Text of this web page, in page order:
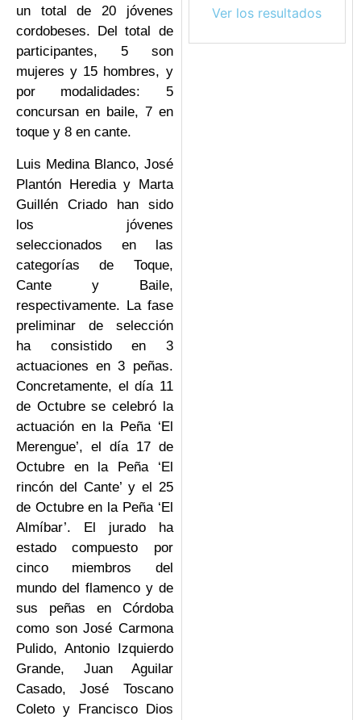
un total de 20 jóvenes
cordobeses. Del total de
participantes, 5 son
mujeres y 15 hombres, y
por modalidades: 5
concursan en baile, 7 en
toque y 8 en cante.
Luis Medina Blanco, José
Plantón Heredia y Marta
Guillén Criado han sido
los jóvenes
seleccionados en las
categorías de Toque,
Cante y Baile,
respectivamente. La fase
preliminar de selección
ha consistido en 3
actuaciones en 3 peñas.
Concretamente, el día 11
de Octubre se celebró la
actuación en la Peña ‘El
Merengue’, el día 17 de
Octubre en la Peña ‘El
rincón del Cante’ y el 25
de Octubre en la Peña ‘El
Almíbar’. El jurado ha
estado compuesto por
cinco miembros del
mundo del flamenco y de
sus peñas en Córdoba
como son José Carmona
Pulido, Antonio Izquierdo
Grande, Juan Aguilar
Casado, José Toscano
Coleto y Francisco Dios
Ver los resultados